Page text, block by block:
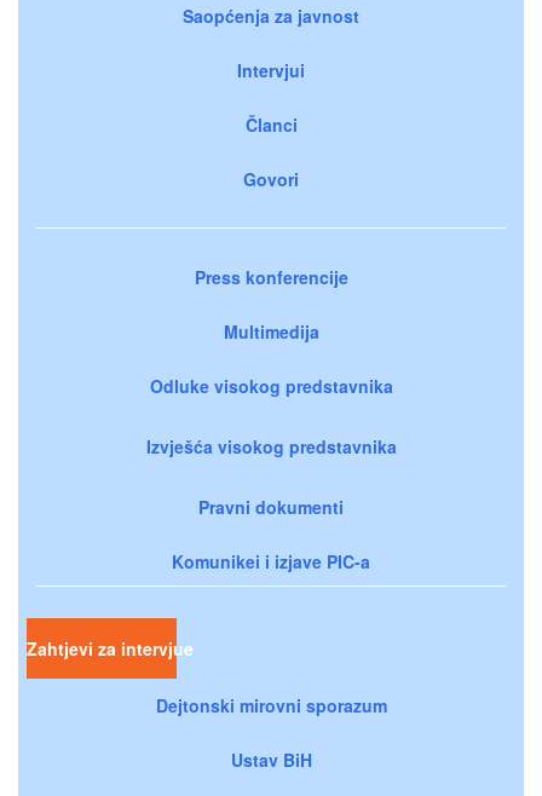
Saopćenja za javnost
Intervjui
Članci
Govori
Press konferencije
Multimedija
Odluke visokog predstavnika
Izvješća visokog predstavnika
Pravni dokumenti
Komunikei i izjave PIC-a
Zahtjevi za intervjue
Dejtonski mirovni sporazum
Ustav BiH